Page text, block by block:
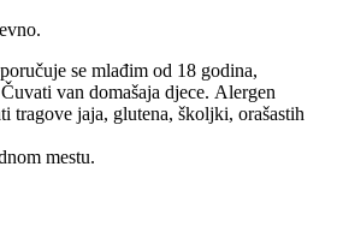
se mlađim od 18 godina,
van domašaja djece. Alergen
tragove jaja, glutena, školjki, orašastih
mestu.